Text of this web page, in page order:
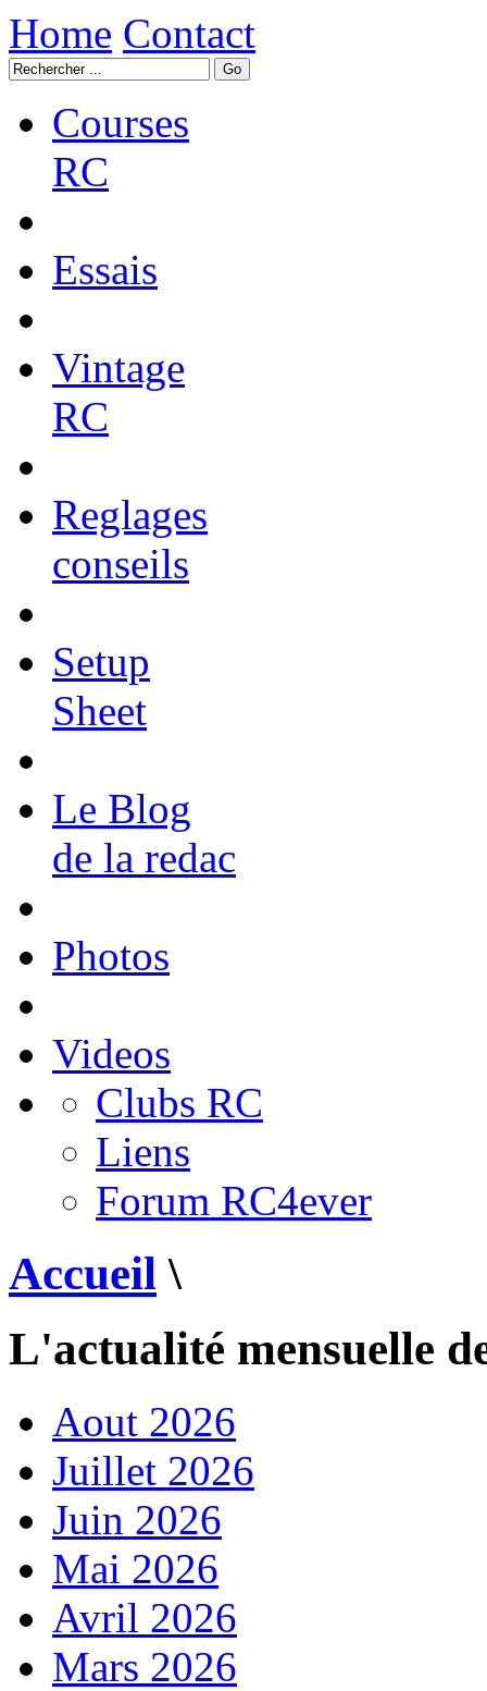
Home Contact
Courses
RC
Essais
Vintage
RC
Reglages
conseils
Setup
Sheet
Le Blog
de la redac
Photos
Videos
Clubs RC
Liens
Forum RC4ever
Accueil \
L'actualité mensuelle
Aout 2026
Juillet 2026
Juin 2026
Mai 2026
Avril 2026
Mars 2026